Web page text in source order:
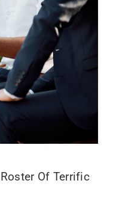
Of Terrific